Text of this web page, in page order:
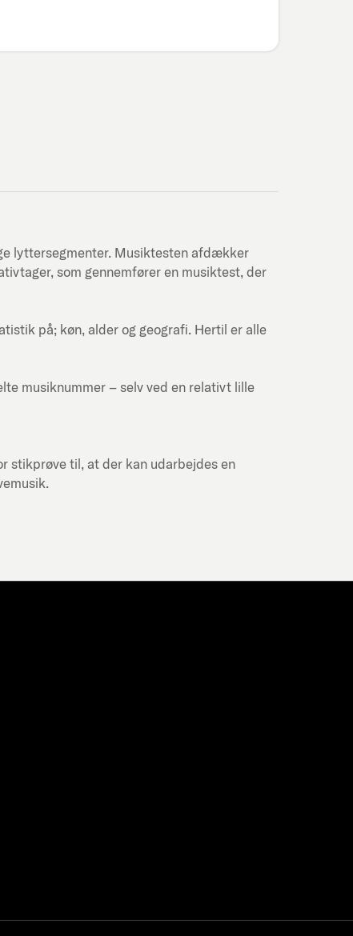
lyttersegmenter. Musiktesten afdækker
som gennemfører en musiktest, der
på; køn, alder og geografi. Hertil er alle
musiknummer – selv ved en relativt lille
stikprøve til, at der kan udarbejdes en